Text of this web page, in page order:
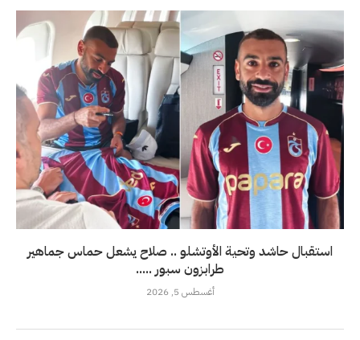
استقبال حاشد وتحية الأوتشلو .. صلاح يشعل حماس جماهير
طرابزون سبور .....
أغسطس 5, 2026